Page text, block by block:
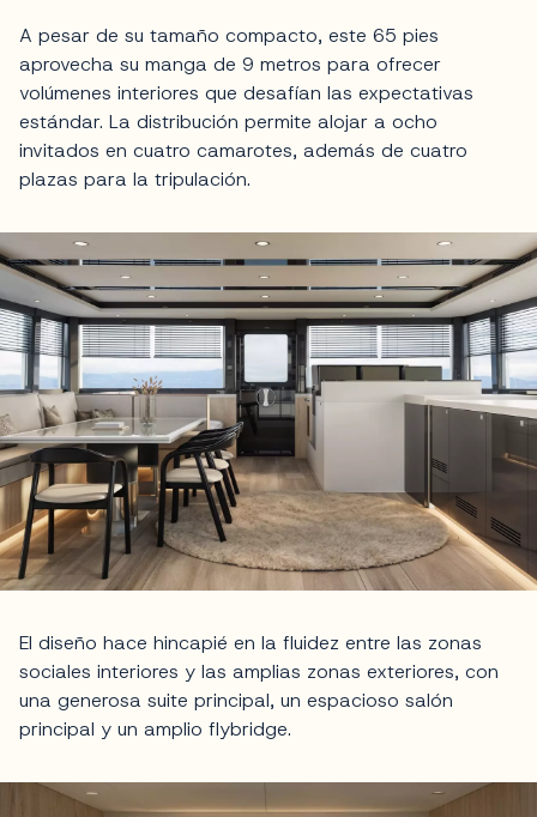
A pesar de su tamaño compacto, este 65 pies
aprovecha su manga de 9 metros para ofrecer
volúmenes interiores que desafían las expectativas
estándar. La distribución permite alojar a ocho
invitados en cuatro camarotes, además de cuatro
plazas para la tripulación.
El diseño hace hincapié en la fluidez entre las zonas
sociales interiores y las amplias zonas exteriores, con
una generosa suite principal, un espacioso salón
principal y un amplio flybridge.